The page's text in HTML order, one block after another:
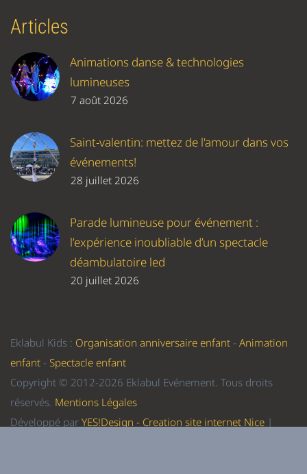
Articles
Animations danse & technologies
lumineuses
7 août 2026
Saint-valentin: mettez de l'amour dans vos
événements!
28 juillet 2026
Parade lumineuse pour événement :
l’expérience inoubliable d’un spectacle
déambulatoire led
20 juillet 2026
Eklabul Kids : Organisation anniversaire enfant - Animation
enfant - Spectacle enfant
Copyright © 2012-2026 Eklabul Evénement. Tous droits
réservés. Mentions Légales
Développé par YES!Design - Creation site internet Nice |